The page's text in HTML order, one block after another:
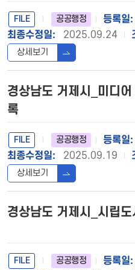
FILE 공공행정
2025.09.24
상세보기
경상남도 거제시_미디
록
FILE 공공행정
2025.09.19
상세보기
경상남도 거제시_시립
FILE 공공행정